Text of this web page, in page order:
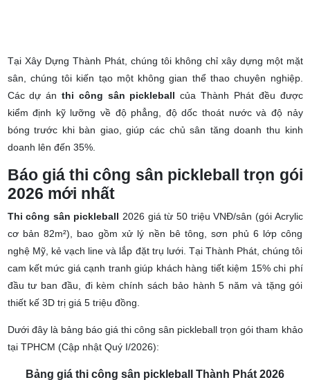
Tại Xây Dựng Thành Phát, chúng tôi không chỉ xây dựng một mặt
sân, chúng tôi kiến tạo một không gian thể thao chuyên nghiệp.
Các dự ánthi công sân pickleballcủa Thành Phát đều được
kiểm định kỹ lưỡng về độ phẳng, độ dốc thoát nước và độ nảy
bóng trước khi bàn giao, giúp các chủ sân tăng doanh thu kinh
Báo giá thi công sân pickleball trọn gói
2026 mới nhất
Thi công sân pickleball 2026 giá từ 50 triệu VNĐ/sân (gói Acrylic
cơ bản 82m²), bao gồm xử lý nền bê tông, sơn phủ 6 lớp công
nghệ Mỹ, kẻ vạch line và lắp đặt trụ lưới. Tại Thành Phát, chúng tôi
cam kết mức giá cạnh tranh giúp khách hàng tiết kiệm 15% chi phí
đầu tư ban đầu, đi kèm chính sách bảo hành 5 năm và tặng gói
Dưới đây là bảng báo giáthi công sân pickleball trọn gói